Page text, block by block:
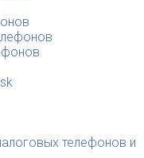
телефонов и